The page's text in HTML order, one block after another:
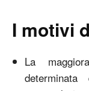
I motivi
La